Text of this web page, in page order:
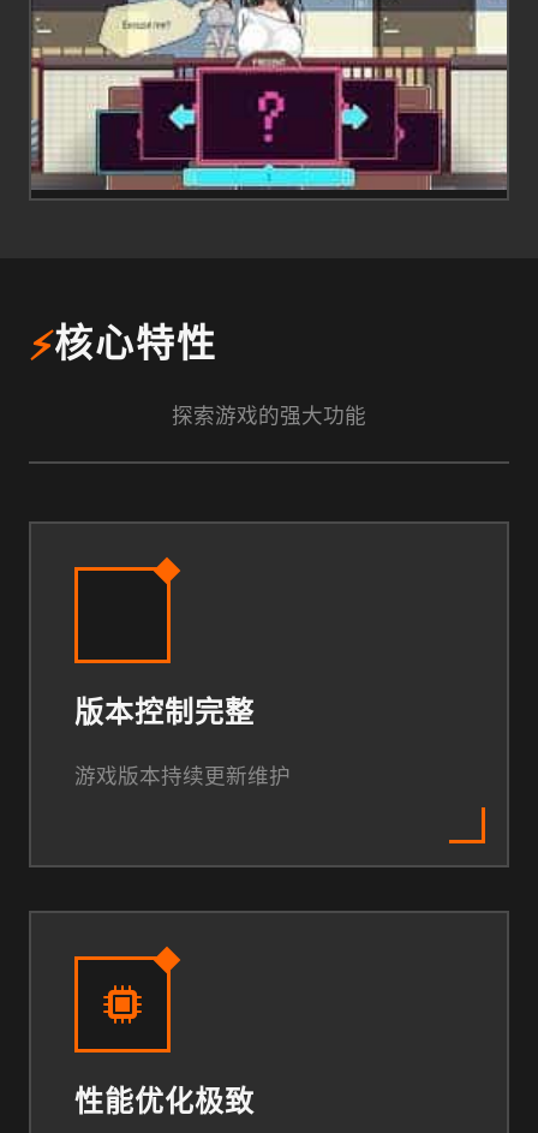
⚡核心特性
探索游戏的强大功能
版本控制完整
游戏版本持续更新维护
性能优化极致